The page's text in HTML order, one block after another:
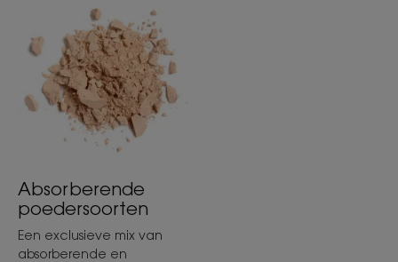
**Gebruikerstest uitgevoerd bij 66 proefpersonen gedurende 21
Absorberende
poedersoorten
Een exclusieve mix van
absorberende en